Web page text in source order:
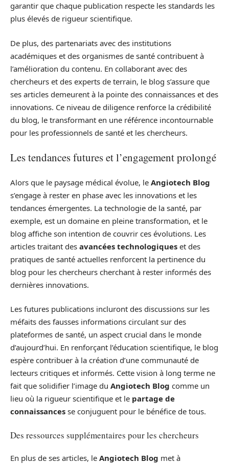
garantir que chaque publication respecte les standards les
plus élevés de rigueur scientifique.
De plus, des partenariats avec des institutions
académiques et des organismes de santé contribuent à
l’amélioration du contenu. En collaborant avec des
chercheurs et des experts de terrain, le blog s’assure que
ses articles demeurent à la pointe des connaissances et des
innovations. Ce niveau de diligence renforce la crédibilité
du blog, le transformant en une référence incontournable
pour les professionnels de santé et les chercheurs.
Les tendances futures et l’engagement prolongé
Alors que le paysage médical évolue, le Angiotech Blog
s’engage à rester en phase avec les innovations et les
tendances émergentes. La technologie de la santé, par
exemple, est un domaine en pleine transformation, et le
blog affiche son intention de couvrir ces évolutions. Les
articles traitant des avancées technologiques et des
pratiques de santé actuelles renforcent la pertinence du
blog pour les chercheurs cherchant à rester informés des
dernières innovations.
Les futures publications incluront des discussions sur les
méfaits des fausses informations circulant sur des
plateformes de santé, un aspect crucial dans le monde
d’aujourd’hui. En renforçant l’éducation scientifique, le blog
espère contribuer à la création d’une communauté de
lecteurs critiques et informés. Cette vision à long terme ne
fait que solidifier l’image du Angiotech Blog comme un
lieu où la rigueur scientifique et le partage de
connaissances se conjuguent pour le bénéfice de tous.
Des ressources supplémentaires pour les chercheurs
En plus de ses articles, le Angiotech Blog met à